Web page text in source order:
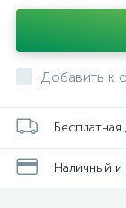
Добавить к
Наличный и